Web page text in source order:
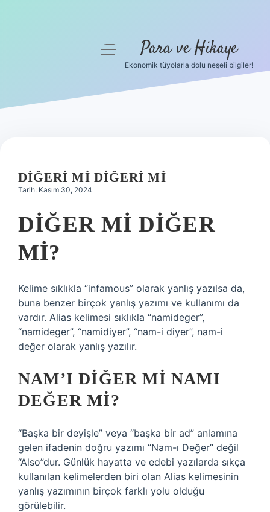
Hakkımızda
menüyü
Para ve Hikaye
Ekonomik tüyolarla dolu neşeli bilgiler!
DIĞERI MI DIĞERI MI
Tarih: Kasım 30, 2024
DIĞER MI DIĞER
MI?
Kelime sıklıkla “infamous” olarak yanlış yazılsa da,
buna benzer birçok yanlış yazımı ve kullanımı da
vardır. Alias ​​kelimesi sıklıkla “namideger”,
“namideger”, “namidiyer”, “nam-i diyer”, nam-i
değer olarak yanlış yazılır.
NAM’I DIĞER MI NAMI
DEĞER MI?
“Başka bir deyişle” veya “başka bir ad” anlamına
gelen ifadenin doğru yazımı “Nam-ı Değer” değil
“Also”dur. Günlük hayatta ve edebi yazılarda sıkça
kullanılan kelimelerden biri olan Alias ​​kelimesinin
yanlış yazımının birçok farklı yolu olduğu
görülebilir.